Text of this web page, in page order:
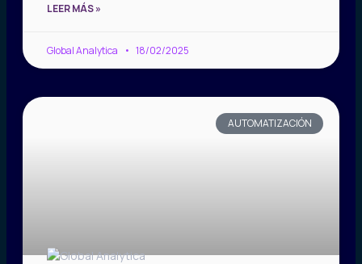
LEER MÁS »
Global Analytica 18/02/2025
AUTOMATIZACIÓN